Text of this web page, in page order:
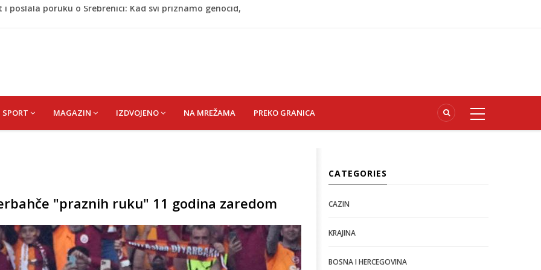
SENAD
'pržionica': BH Meteo najavljuje novi toplotni val
poslala poruku o Srebrenici: Kad svi priznamo genocid,
SPORT MAGAZIN IZDVOJENO NA MREŽAMA PREKO GRANICA
"praznih ruku" 11 godina zaredom
CATEGORIES
CAZIN
KRAJINA
BOSNA I HERCEGOVINA